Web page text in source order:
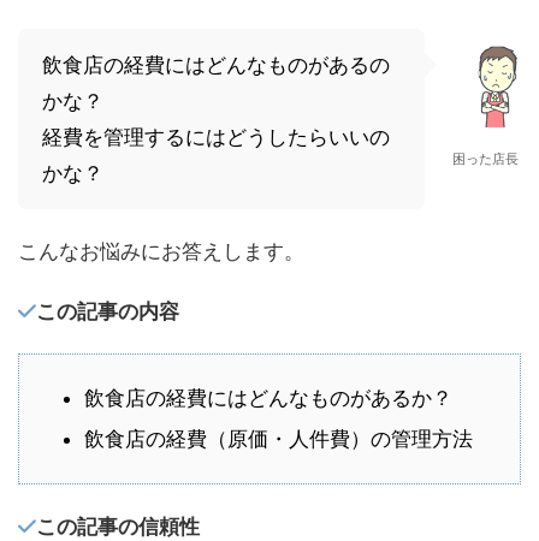
飲食店の経費にはどんなものがあるの
かな？
経費を管理するにはどうしたらいいの
かな？
困った店長
こんなお悩みにお答えします。
この記事の内容
飲食店の経費にはどんなものがあるか？
飲食店の経費（原価・人件費）の管理方法
この記事の信頼性